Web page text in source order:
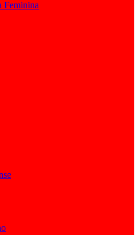
Feminina